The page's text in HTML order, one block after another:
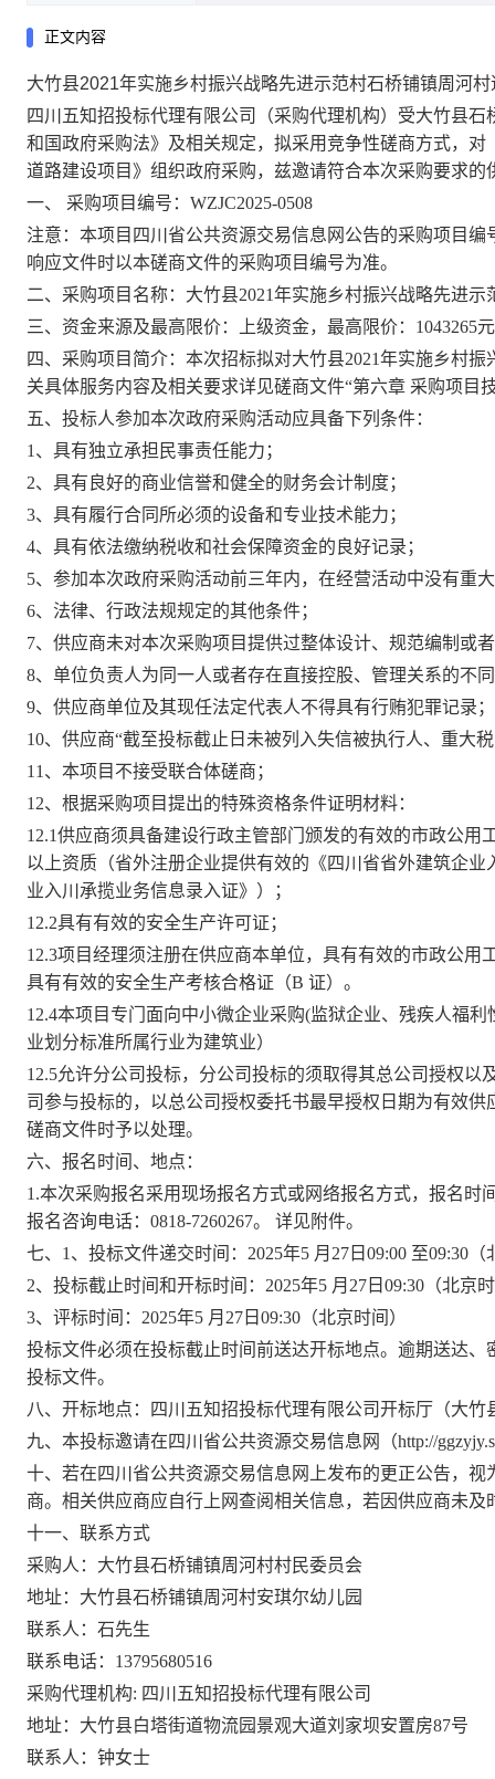
正文内容
大竹县2021年实施乡村振兴战略先进示范村石桥铺镇周河
四川五知招投标代理有限公司
（采购代理机构）受大竹县石
和国政府采购法》及相关规定，拟采用竞争性磋商方式，对
道路建设项目 》组织政府采购，兹邀请符合本次采购要求的
一、
采购项目编号： WZJC2025-0508
注意：本项目 四川省公共资源交易信息网 公告的采购项目编
响应文件时以本磋商文件的采购项目编号为准。
二、采购项目名称： 大竹县2021年实施乡村振兴战略先进
三、 资金来源及最高限价：上级资金，最高限价： 1043265元
四、采购项目简介：本次招标拟对大竹县2021年实施乡村
关具体服务内容及相关要求详见磋商文件“第六章 采购项目
五、投标人参加本次政府采购活动应具备下列条件：
1、具有独立承担民事责任能力；
2、具有良好的商业信誉和健全的财务会计制度；
3、具有履行合同所必须的设备和专业技术能力；
4、具有依法缴纳税收和社会保障资金的良好记录；
5、参加本次政府采购活动前三年内，在经营活动中没有重
6、法律、行政法规规定的其他条件；
7、供应商未对本次采购项目提供过整体设计、规范编制或
8、单位负责人为同一人或者存在直接控股、管理关系的不
9、供应商单位及其现任法定代表人不得具有行贿犯罪记录；
10、供应商“截至投标截止日未被列入失信被执行人、重大
11、本项目不接受联合体磋商；
12、根据采购项目提出的特殊资格条件证明材料：
12.1供应商须具备建设行政主管部门颁发的有效的市政公
以上资质（省外注册企业提供有效的《四川省省外建筑企
业入川承揽业务信息录入证》）；
12.2具有有效的安全生产许可证；
12.3项目经理须注册在供应商本单位，具有有效的市政公
具有有效的安全生产考核合格证（B 证）。
12.4本项目专门面向中小微企业采购(监狱企业、残疾人福
业划分标准所属行业为建筑业）
12.5允许分公司投标，分公司投标的须取得其总公司授权以
司参与投标的，以总公司授权委托书最早授权日期为有效
磋商文件时予以处理。
六、报名时间、地点：
1.本次采购报名采用现场报名方式或网络报名方式，报名时
报名咨询电话： 0818-7260267。 详见附件。
七、 1、 投标文件递交时间： 2025年5 月 27 日 09:00 至09:30
2、投标截止时间和开标时间：2025年5 月 27 日 09:30（北京
3、评标时间：2025年5 月 27 日 09:30（北京时间）
投标文件必须在投标截止时间前送达开标地点。逾期送达、
投标文件。
八、开标地点：
四川五知招投标代理有限公司开标厅（大竹
九、本投标邀请在四川省公共资源交易信息网（http://
十、若在四川省公共资源交易信息网
上发布的更正公告，
商。相关供应商应自行上网查阅相关信息，若因供应商未
十一、联系方式
采购人： 大竹县石桥铺镇周河村村民委员会
地址：大竹县石桥铺镇周河村安琪尔幼儿园
联系人： 石先生
联系电话： 13795680516
采购代理机构: 四川五知招投标代理有限公司
地址：大竹县白塔街道物流园景观大道刘家坝安置房87号
联系人：钟女士